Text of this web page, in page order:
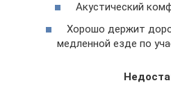
Акустический
Хорошо держит
медленной езде по